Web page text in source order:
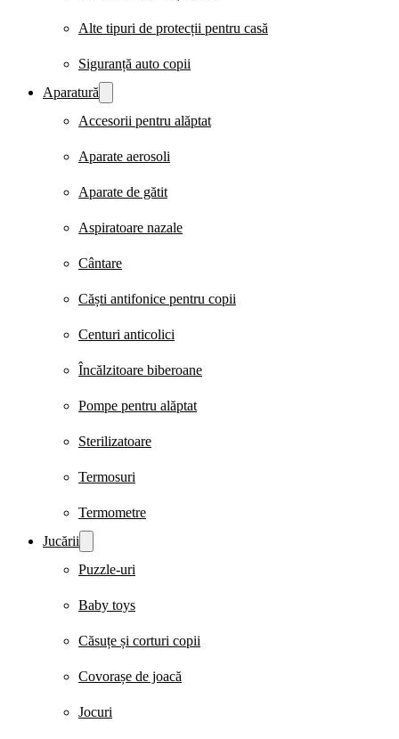
Alte tipuri de protecții pentru casă
Siguranță auto copii
Aparatură
Accesorii pentru alăptat
Aparate aerosoli
Aparate de gătit
Aspiratoare nazale
Cântare
Căști antifonice pentru copii
Centuri anticolici
Încălzitoare biberoane
Pompe pentru alăptat
Sterilizatoare
Termosuri
Termometre
Jucării
Puzzle-uri
Baby toys
Căsuțe și corturi copii
Covorașe de joacă
Jocuri